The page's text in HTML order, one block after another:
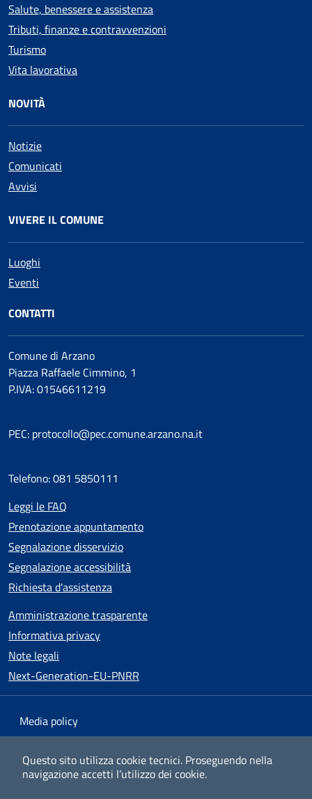
Questo sito utilizza cookie tecnici. Proseguendo nella
navigazione accetti l’utilizzo dei cookie.
Salute, benessere e assistenza
Tributi, finanze e contravvenzioni
Turismo
Vita lavorativa
NOVITÀ
Notizie
Comunicati
Avvisi
VIVERE IL COMUNE
Luoghi
Eventi
CONTATTI
Comune di Arzano
Piazza Raffaele Cimmino, 1
P.IVA: 01546611219
PEC: protocollo@pec.comune.arzano.na.it
Telefono: 081 5850111
Leggi le FAQ
Prenotazione appuntamento
Segnalazione disservizio
Segnalazione accessibilità
Richiesta d'assistenza
Amministrazione trasparente
Informativa privacy
Note legali
Next-Generation-EU-PNRR
Media policy
Dichiarazione di accessibilità